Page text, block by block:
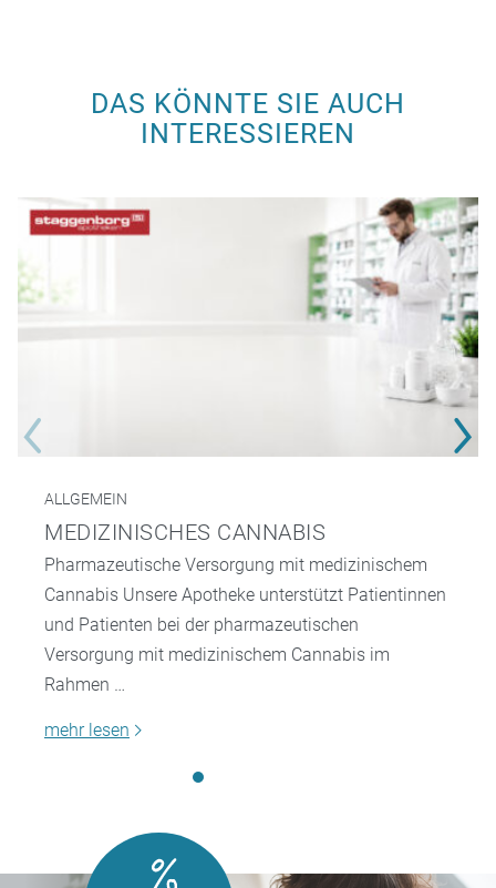
DAS KÖNNTE SIE AUCH
INTERESSIEREN
ALLGEMEIN
MEDIZINISCHES CANNABIS
Pharmazeutische Versorgung mit medizinischem
Cannabis Unsere Apotheke unterstützt Patientinnen
und Patienten bei der pharmazeutischen
Versorgung mit medizinischem Cannabis im
Rahmen …
mehr lesen